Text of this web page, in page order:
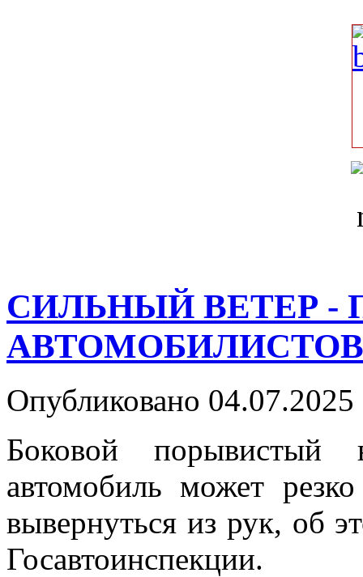
СИЛЬНЫЙ ВЕТЕР -
АВТОМОБИЛИСТОВ
Опубликовано
Боковой порывистый
автомобиль может
вывернуться из рук, об
Госавтоинспекции.